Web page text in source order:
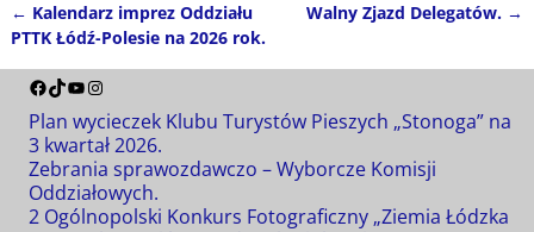
Nawigacja
← Kalendarz imprez Oddziału
PTTK Łódź-Polesie na 2026 rok.
Walny Zjazd Delegatów. →
Plan wycieczek Klubu Turystów Pieszych „Stonoga” na
3 kwartał 2026.
Zebrania sprawozdawczo – Wyborcze Komisji
Oddziałowych.
2 Ogólnopolski Konkurs Fotograficzny „Ziemia Łódzka